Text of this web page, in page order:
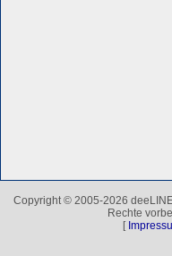
Copyright © 2005-2026
Rechte
[